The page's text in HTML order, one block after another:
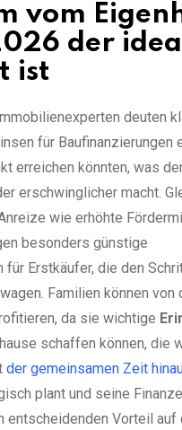
vom
der
ist
deuten
für Baufinanzierungen
erreichen könnten, was
erschwinglicher macht.
wie erhöhte
besonders günstige
für Erstkäufer, die den
Familien können von
da sie wichtige
schaffen können, die
der gemeinsamen Zeit
plant und seine
Vorteil auf